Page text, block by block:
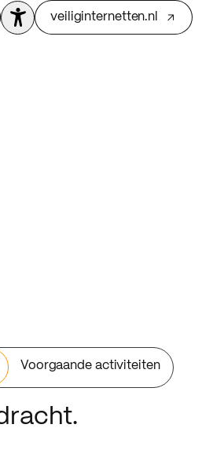
veiliginternetten.nl
Voorgaande activiteiten